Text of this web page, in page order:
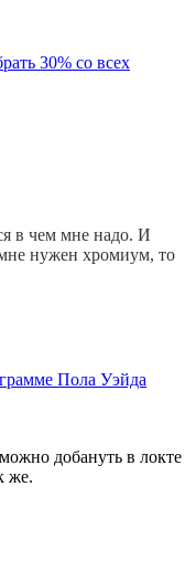
30% со всех
в чем мне надо. И
нужен хромиум, то
Пола Уэйда
добануть в локте
же.